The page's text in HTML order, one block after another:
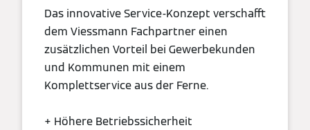
Das innovative Service-Konzept verschafft
dem Viessmann Fachpartner einen
zusätzlichen Vorteil bei Gewerbekunden
und Kommunen mit einem
Komplettservice aus der Ferne.
+ Höhere Betriebssicherheit